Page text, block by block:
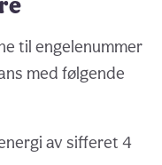
til engelenummer
med følgende
av sifferet 4